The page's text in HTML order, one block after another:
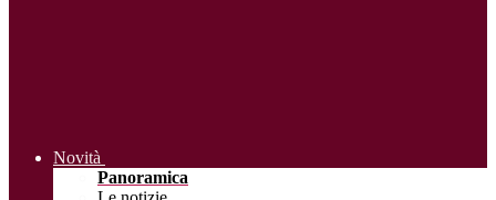
Novità
Panoramica